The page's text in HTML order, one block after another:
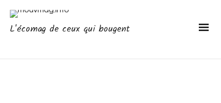
L'écomag de ceux qui bougent